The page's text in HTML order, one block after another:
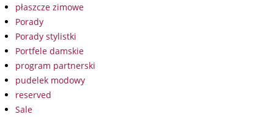
płaszcze zimowe
Porady
Porady stylistki
Portfele damskie
program partnerski
pudelek modowy
reserved
Sale